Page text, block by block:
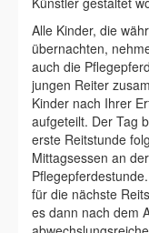
Alle Kinder, die
übernachten,
auch die
jungen Reiter
Kinder nach Ihrer
aufgeteilt. Der Tag
erste Reitstunde
Mittagsessen an
für die nächste
es dann nach dem